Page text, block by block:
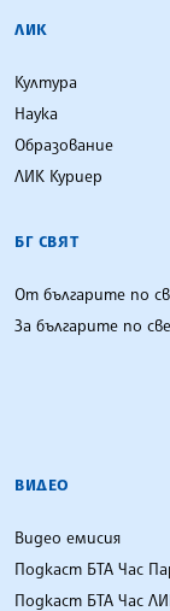
ЛИК
Култура
Наука
Образование
ЛИК Куриер
БГ СВЯТ
От българите по
За българите по
ВИДЕО
Видео емисия
Подкаст БТА Час
Подкаст БТА Час